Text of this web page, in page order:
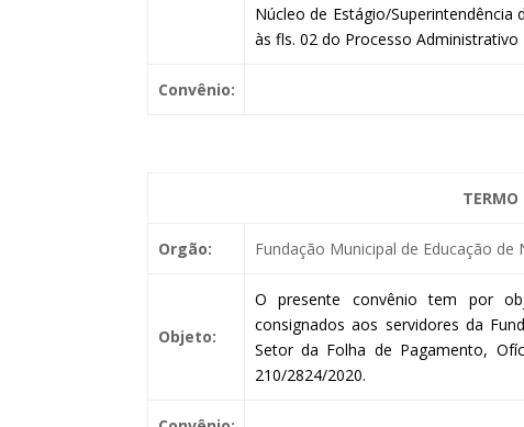
Núcleo de Estágio/Superintendência
às fls. 02 do Processo Administrativo
Convênio:
TERMO
Orgão: Fundação Municipal de Educação de
Objeto:
O presente convênio tem por
consignados aos servidores da
Setor da Folha de Pagamento,
210/2824/2020.